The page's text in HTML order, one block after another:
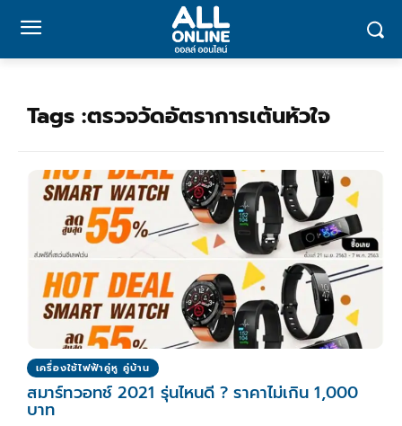
Tags :ตรวจวัดอัตราการเต้นหัวใจ
เครื่องใช้ไฟฟ้าคู่หู คู่บ้าน
สมาร์ทวอทช์ 2021 รุ่นไหนดี ? ราคาไม่เกิน 1,000
บาท